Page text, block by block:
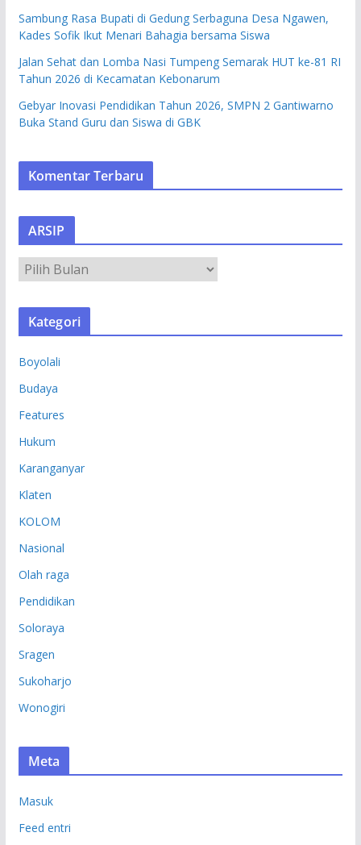
Sambung Rasa Bupati di Gedung Serbaguna Desa Ngawen,
Kades Sofik Ikut Menari Bahagia bersama Siswa
Jalan Sehat dan Lomba Nasi Tumpeng Semarak HUT ke-81 RI
Tahun 2026 di Kecamatan Kebonarum
Gebyar Inovasi Pendidikan Tahun 2026, SMPN 2 Gantiwarno
Buka Stand Guru dan Siswa di GBK
Komentar Terbaru
ARSIP
R
S
Kategori
Boyolali
Budaya
Features
Hukum
Karanganyar
Klaten
KOLOM
Nasional
Olah raga
Pendidikan
Soloraya
Sragen
Sukoharjo
Wonogiri
Meta
Masuk
Feed entri